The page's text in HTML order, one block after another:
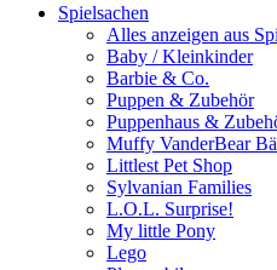
Spielsachen
Alles anzeigen aus
Baby / Kleinkinder
Barbie & Co.
Puppen & Zubehör
Puppenhaus &
Muffy VanderBear
Littlest Pet Shop
Sylvanian Families
L.O.L. Surprise!
My little Pony
Lego